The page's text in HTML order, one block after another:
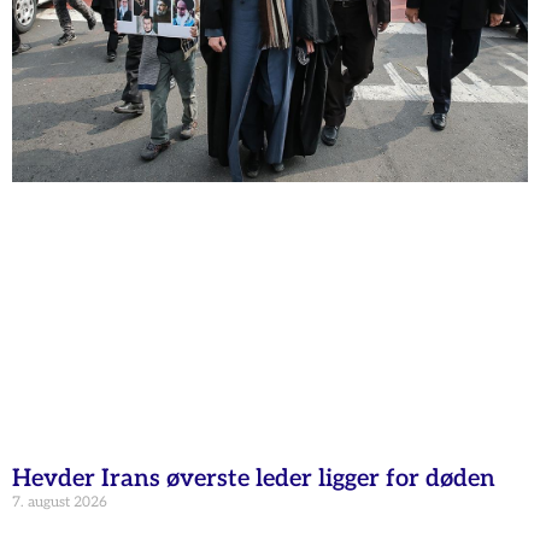
Hevder Irans øverste leder ligger for døden
7. august 2026